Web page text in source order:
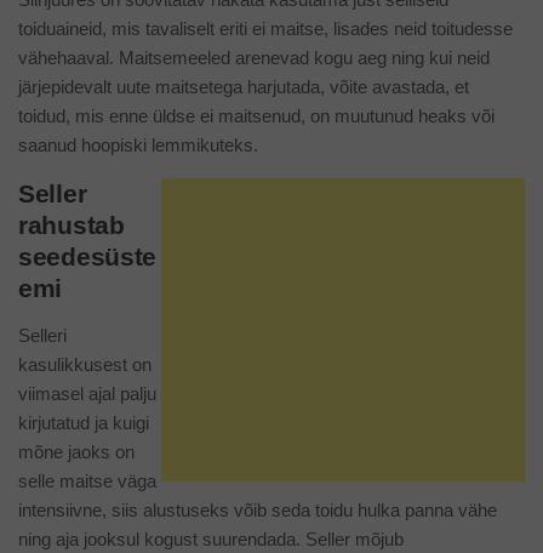
toiduaineid, mis tavaliselt eriti ei maitse, lisades neid toitudesse
vähehaaval. Maitsemeeled arenevad kogu aeg ning kui neid
järjepidevalt uute maitsetega harjutada, võite avastada, et
toidud, mis enne üldse ei maitsenud, on muutunud heaks või
saanud hoopiski lemmikuteks.
Seller
rahustab
seedesüste
emi
Selleri
kasulikkusest on
viimasel ajal palju
kirjutatud ja kuigi
mõne jaoks on
selle maitse väga
intensiivne, siis alustuseks võib seda toidu hulka panna vähe
ning aja jooksul kogust suurendada. Seller mõjub